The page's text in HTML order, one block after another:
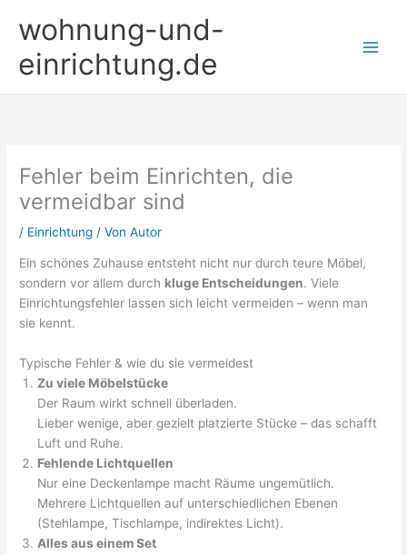
Inhaltwohnung-und-
einrichtung.de
Fehler beim Einrichten, die
vermeidbar sind
/ Einrichtung / VonAutor
Ein schönes Zuhause entsteht nicht nur durch teure Möbel,
sondern vor allem durch kluge Entscheidungen. Viele
Einrichtungsfehler lassen sich leicht vermeiden – wenn man
sie kennt.
Typische Fehler & wie du sie vermeidest
Zu viele Möbelstücke
Der Raum wirkt schnell überladen.
Lieber wenige, aber gezielt platzierte Stücke – das schafft
Luft und Ruhe.
Fehlende Lichtquellen
Nur eine Deckenlampe macht Räume ungemütlich.
Mehrere Lichtquellen auf unterschiedlichen Ebenen
(Stehlampe, Tischlampe, indirektes Licht).
Alles aus einem Set